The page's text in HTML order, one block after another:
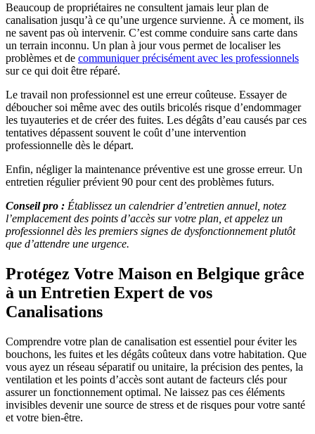
Beaucoup de propriétaires ne consultent jamais leur plan de
canalisation jusqu’à ce qu’une urgence survienne. À ce moment, ils
ne savent pas où intervenir. C’est comme conduire sans carte dans
un terrain inconnu. Un plan à jour vous permet de localiser les
problèmes et de communiquer précisément avec les professionnels
sur ce qui doit être réparé.
Le travail non professionnel est une erreur coûteuse. Essayer de
déboucher soi même avec des outils bricolés risque d’endommager
les tuyauteries et de créer des fuites. Les dégâts d’eau causés par ces
tentatives dépassent souvent le coût d’une intervention
professionnelle dès le départ.
Enfin, négliger la maintenance préventive est une grosse erreur. Un
entretien régulier prévient 90 pour cent des problèmes futurs.
Conseil pro : Établissez un calendrier d’entretien annuel, notez
l’emplacement des points d’accès sur votre plan, et appelez un
professionnel dès les premiers signes de dysfonctionnement plutôt
que d’attendre une urgence.
Protégez Votre Maison en Belgique grâce
à un Entretien Expert de vos
Canalisations
Comprendre votre plan de canalisation est essentiel pour éviter les
bouchons, les fuites et les dégâts coûteux dans votre habitation. Que
vous ayez un réseau séparatif ou unitaire, la précision des pentes, la
ventilation et les points d’accès sont autant de facteurs clés pour
assurer un fonctionnement optimal. Ne laissez pas ces éléments
invisibles devenir une source de stress et de risques pour votre santé
et votre bien-être.